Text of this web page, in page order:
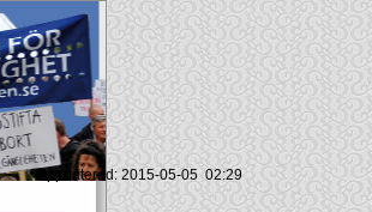
Uppdaterad: 2015-05-05 02:29